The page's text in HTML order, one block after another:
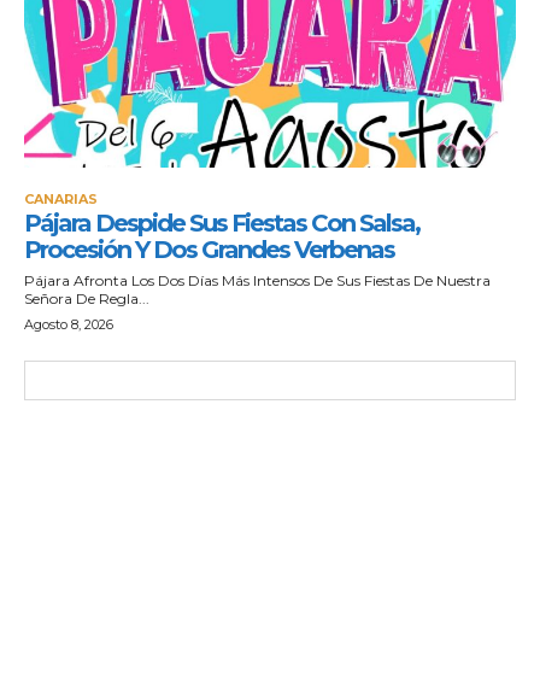
CANARIAS
Pájara Despide Sus Fiestas Con Salsa,
Procesión Y Dos Grandes Verbenas
Pájara Afronta Los Dos Días Más Intensos De Sus Fiestas De Nuestra
Señora De Regla...
Agosto 8, 2026